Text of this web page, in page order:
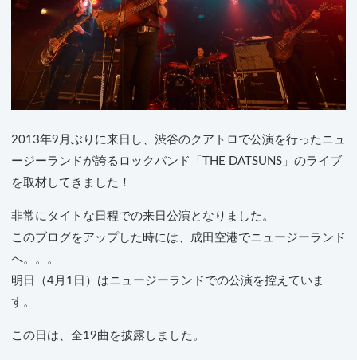
2013年9月ぶりに来日し、渋谷のクアトロで公演を行ったニュ
ージーランドが誇るロックバンド「THE DATSUNS」のライブ
を取材してきました！
非常にタイトな日程での来日公演となりました。
このブログをアップした時には、成田空港でニュージーランド
へ。。。
明日（4月1日）はニュージーランドでの公演を控えていま
す。
この日は、全19曲を披露しました。